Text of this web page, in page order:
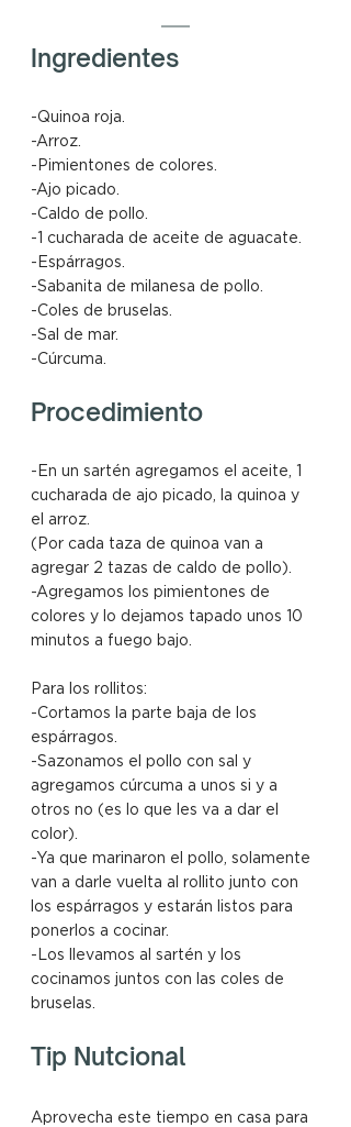
Ingredientes
-Quinoa roja.
-Arroz.
-Pimientones de colores.
-Ajo picado.
-Caldo de pollo.
-1 cucharada de aceite de aguacate.
-Espárragos.
-Sabanita de milanesa de pollo.
-Coles de bruselas.
-Sal de mar.
-Cúrcuma.
Procedimiento
-En un sartén agregamos el aceite, 1
cucharada de ajo picado, la quinoa y
el arroz.
(Por cada taza de quinoa van a
agregar 2 tazas de caldo de pollo).
-Agregamos los pimientones de
colores y lo dejamos tapado unos 10
minutos a fuego bajo.
Para los rollitos:
-Cortamos la parte baja de los
espárragos.
-Sazonamos el pollo con sal y
agregamos cúrcuma a unos si y a
otros no (es lo que les va a dar el
color).
-Ya que marinaron el pollo, solamente
van a darle vuelta al rollito junto con
los espárragos y estarán listos para
ponerlos a cocinar.
-Los llevamos al sartén y los
cocinamos juntos con las coles de
bruselas.
Tip Nutcional
Aprovecha este tiempo en casa para